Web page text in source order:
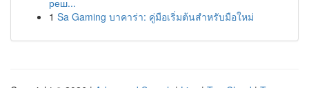
реш...
1 Sa Gaming บาคาร่า: คู่มือเริ่มต้นสำหรับมือใหม่